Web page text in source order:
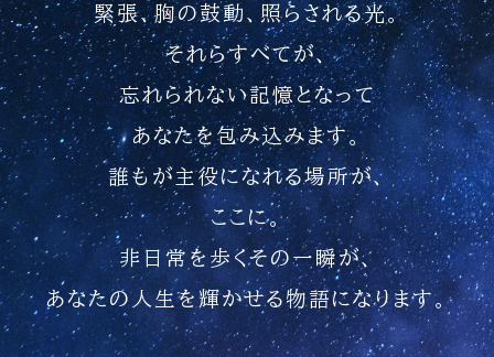
緊張、胸の鼓動、照らされる光。
それらすべてが、
忘れられない記憶となって
あなたを包み込みます。
誰もが主役になれる場所が、
ここに。
非日常を歩くその一瞬が、
あなたの人生を輝かせる物語になります。